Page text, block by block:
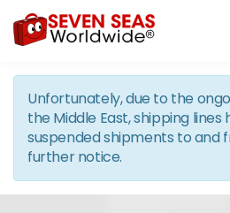
Skip to the
Unfortunately, due to the
the Middle East, shipping
suspended shipments to and
further notice.